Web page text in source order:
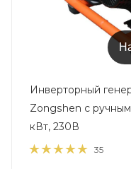
Инверторный
Zongshen с
кВт, 230В
35